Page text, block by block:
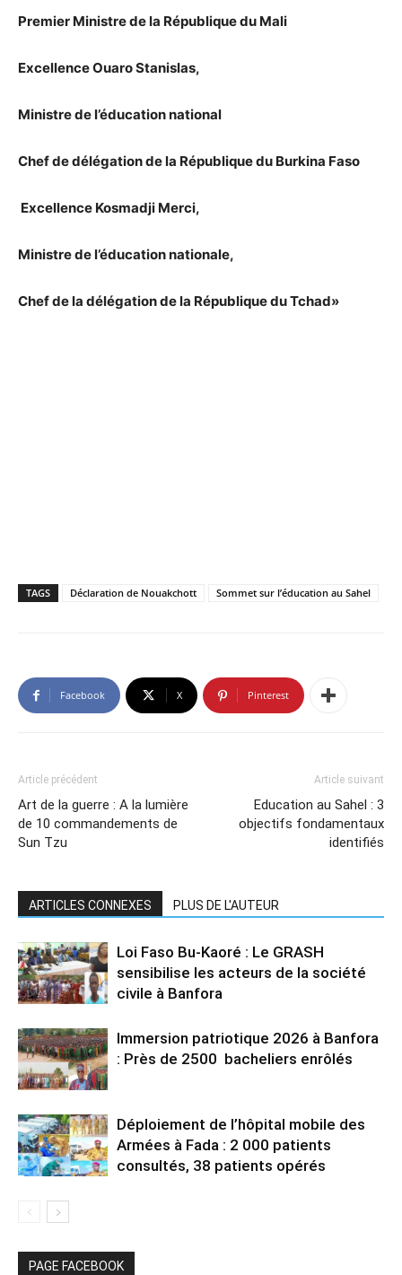
Premier Ministre de la République du Mali
Excellence Ouaro Stanislas,
Ministre de l’éducation national
Chef de délégation de la République du Burkina Faso
Excellence Kosmadji Merci,
Ministre de l’éducation nationale,
Chef de la délégation de la République du Tchad»
TAGS Déclaration de Nouakchott Sommet sur l’éducation au Sahel
Facebook X Pinterest
Article précédent
Art de la guerre : A la lumière
de 10 commandements de
Sun Tzu
Article suivant
Education au Sahel : 3
objectifs fondamentaux
identifiés
ARTICLES CONNEXES PLUS DE L'AUTEUR
Loi Faso Bu-Kaoré : Le GRASH
sensibilise les acteurs de la société
civile à Banfora
Immersion patriotique 2026 à Banfora
: Près de 2500 bacheliers enrôlés
Déploiement de l’hôpital mobile des
Armées à Fada : 2 000 patients
consultés, 38 patients opérés
PAGE FACEBOOK